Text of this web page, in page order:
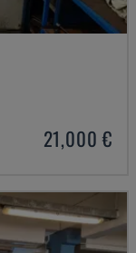
21,000 €